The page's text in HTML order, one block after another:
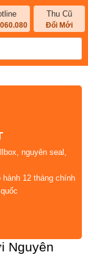
Thu Cũ
Đổi Mới
, nguyên seal,
hành 12 tháng chính
Nguyên